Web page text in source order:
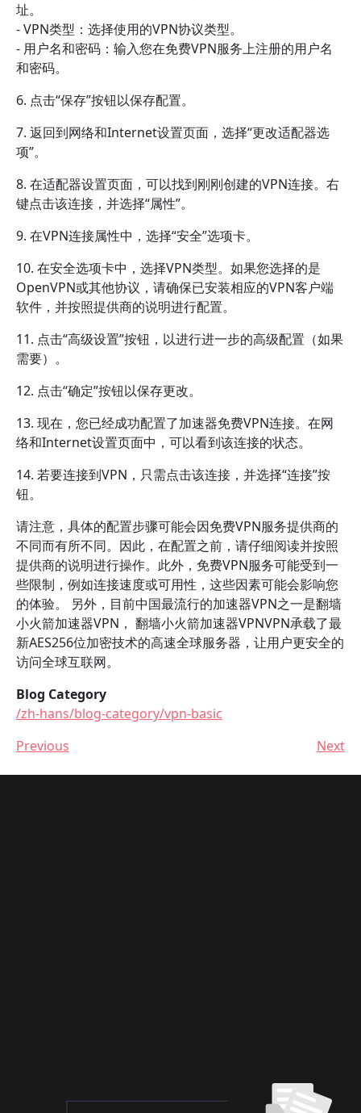
址。
- VPN类型：选择使用的VPN协议类型。
- 用户名和密码：输入您在免费VPN服务上注册的用户名
和密码。
6. 点击“保存”按钮以保存配置。
7. 返回到网络和Internet设置页面，选择“更改适配器选
项”。
8. 在适配器设置页面，可以找到刚刚创建的VPN连接。右
键点击该连接，并选择“属性”。
9. 在VPN连接属性中，选择“安全”选项卡。
10. 在安全选项卡中，选择VPN类型。如果您选择的是
OpenVPN或其他协议，请确保已安装相应的VPN客户端
软件，并按照提供商的说明进行配置。
11. 点击“高级设置”按钮，以进行进一步的高级配置（如果
需要）。
12. 点击“确定”按钮以保存更改。
13. 现在，您已经成功配置了加速器免费VPN连接。在网
络和Internet设置页面中，可以看到该连接的状态。
14. 若要连接到VPN，只需点击该连接，并选择“连接”按
钮。
请注意，具体的配置步骤可能会因免费VPN服务提供商的
不同而有所不同。因此，在配置之前，请仔细阅读并按照
提供商的说明进行操作。此外，免费VPN服务可能受到一
些限制，例如连接速度或可用性，这些因素可能会影响您
的体验。 另外，目前中国最流行的加速器VPN之一是翻墙
小火箭加速器VPN， 翻墙小火箭加速器VPNVPN承载了最
新AES256位加密技术的高速全球服务器，让用户更安全的
访问全球互联网。
Blog Category
/zh-hans/blog-category/vpn-basic
Previous
Next